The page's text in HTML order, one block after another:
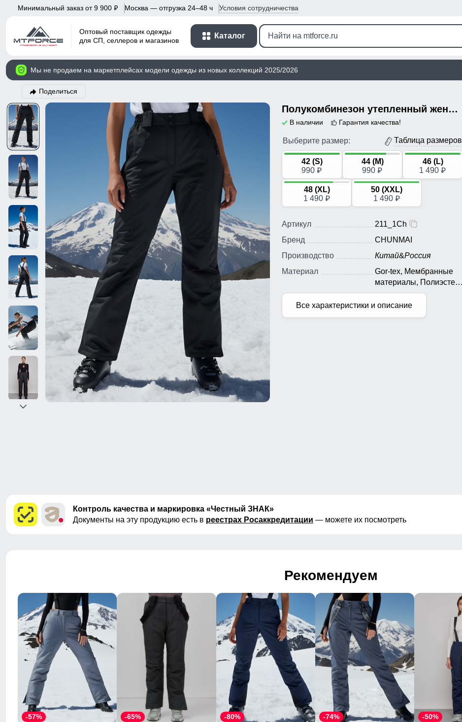
Минимальный заказ от 9 900 p Москва — отгрузка 24–48 ч Условия сотрудничества
Оптовый поставщик одежды
для СП, селлеров и магазинов
Каталог
Мы не продаем на маркетплейсах модели одежды из новых коллекций 2025/2026
Поделиться
Полукомбинезон утепленный женский черного цвета 211_1Ch
В наличии Гарантия качества!
Выберите размер: Таблица размеров
42 (S)
990 p
44 (M)
990 p
46 (L)
1 490 p
48 (XL)
1 490 p
50 (XXL)
1 490 p
Артикул
211_1Ch
Бренд
CHUNMAI
Производство
Китай&Россия
Материал
Gor-tex, Мембранные
материалы, Полиэстер,
Плащевка, Тефлон,
Ткань, Экологичные
Все характеристики и описание
Контроль качества и маркировка «Честный ЗНАК»
Документы на эту продукцию есть в реестрах Росаккредитации — можете их посмотреть
Рекомендуем
-57% -65% -80% -74% -50%